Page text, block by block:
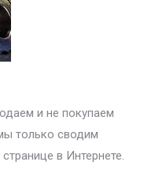
и не покупаем
только сводим
в Интернете.